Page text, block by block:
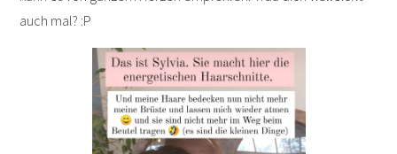
auch mal? :P